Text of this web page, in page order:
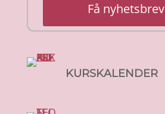
Få nyhetsbrev
KURSKALENDER